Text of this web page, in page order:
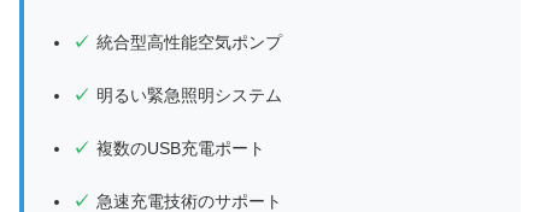
統合型高性能空気ポンプ
明るい緊急照明システム
複数のUSB充電ポート
急速充電技術のサポート